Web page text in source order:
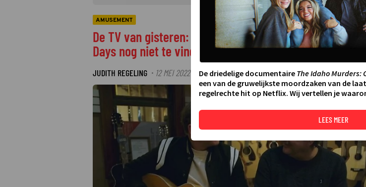
AMUSEMENT
De TV van gisteren: Kijkers weten Frank Lammers'
Days nog niet te vinden
JUDITH REGELING · 12 MEI 2022 07:56·LAATSTE UPDATE: 13-05-22 08:51
De driedelige documentaire The Idaho Murders:
een van de gruwelijkste moordzaken van de
regelrechte hit op Netflix. Wij vertellen je
LEES MEER